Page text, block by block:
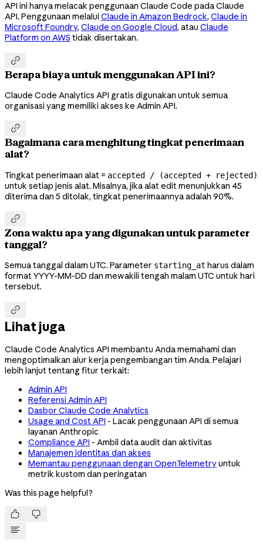
API ini hanya melacak penggunaan Claude Code pada Claude
API. Penggunaan melalui Claude in Amazon Bedrock, Claude in
Microsoft Foundry, Claude on Google Cloud, atau Claude
Platform on AWS tidak disertakan.

Berapa biaya untuk menggunakan API ini?
Claude Code Analytics API gratis digunakan untuk semua
organisasi yang memiliki akses ke Admin API.

Bagaimana cara menghitung tingkat penerimaan
alat?
Tingkat penerimaan alat = accepted / (accepted + rejected)
untuk setiap jenis alat. Misalnya, jika alat edit menunjukkan 45
diterima dan 5 ditolak, tingkat penerimaannya adalah 90%.

Zona waktu apa yang digunakan untuk parameter
tanggal?
Semua tanggal dalam UTC. Parameter starting_at harus dalam
format YYYY-MM-DD dan mewakili tengah malam UTC untuk hari
tersebut.

Lihat juga
Claude Code Analytics API membantu Anda memahami dan
mengoptimalkan alur kerja pengembangan tim Anda. Pelajari
lebih lanjut tentang fitur terkait:
Admin API
Referensi Admin API
Dasbor Claude Code Analytics
Usage and Cost API - Lacak penggunaan API di semua
layanan Anthropic
Compliance API - Ambil data audit dan aktivitas
Manajemen identitas dan akses
Memantau penggunaan dengan OpenTelemetryuntuk
metrik kustom dan peringatan
Was this page helpful?
 